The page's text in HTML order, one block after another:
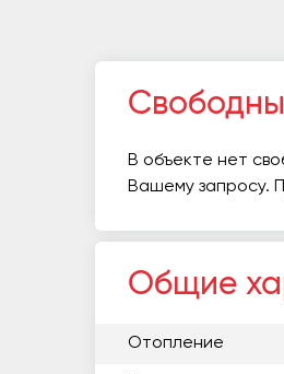
В объекте нет
Вашему запросу.
Общие
Отопление